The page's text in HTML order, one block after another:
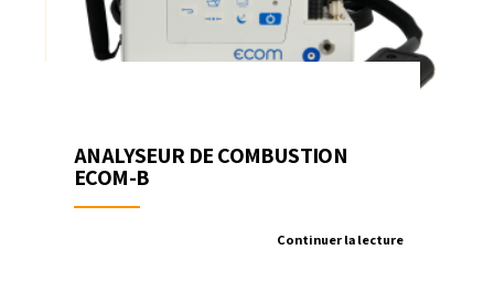
ANALYSEUR DE COMBUSTION
ECOM-B
Continuer la lecture